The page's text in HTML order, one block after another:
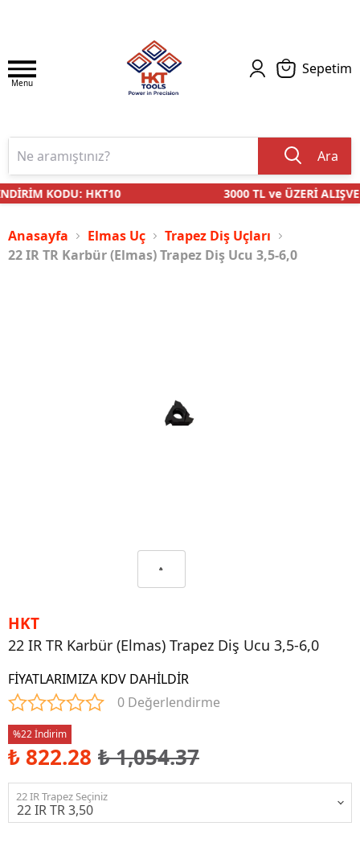
Menu
Sepetim
Ara
KODU: HKT10 3000 TL ve ÜZERİ
Anasayfa Elmas Uç
Trapez Diş Uçları
22 IR TR Karbür (Elmas) Trapez Diş Ucu 3,5-6,0
HKT
22 IR TR Karbür (Elmas) Trapez Diş Ucu 3,5-6,0
FİYATLARIMIZA KDV DAHİLDİR
0 Değerlendirme
%22 İndirim
₺ 822.28 ₺ 1,054.37
22 IR Trapez Seçiniz